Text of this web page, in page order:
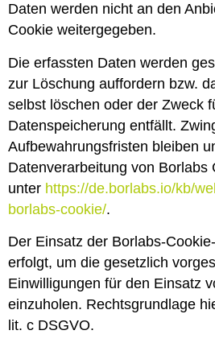
Daten werden nicht an den
Cookie weitergegeben.
Die erfassten Daten werden
zur Löschung auffordern bzw.
selbst löschen oder der Zweck
Datenspeicherung entfällt.
Aufbewahrungsfristen bleiben
Datenverarbeitung von Borlabs
unter https://de.borlabs.io/kb/
borlabs-cookie/.
Der Einsatz der Borlabs-
erfolgt, um die gesetzlich
Einwilligungen für den Einsatz
einzuholen. Rechtsgrundlage
lit. c DSGVO.